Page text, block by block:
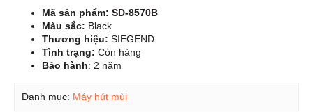
Mã sản phẩm: SD-8570B
Màu sắc: Black
Thương hiệu: SIEGEND
Tình trạng: Còn hàng
Bảo hành: 2 năm
Danh mục: Máy hút mùi